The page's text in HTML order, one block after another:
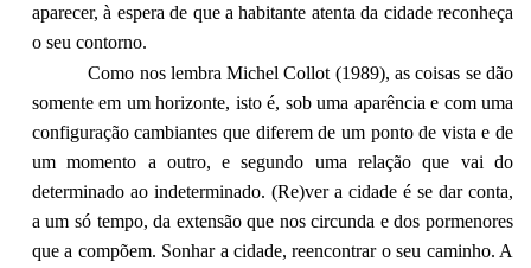
aparecer, à espera de que a habitante atenta da cidade reconheça
o seu contorno.
Como nos lembra Michel Collot (1989), as coisas se dão
somente em um horizonte, isto é, sob uma aparência e com uma
configuração cambiantes que diferem de um ponto de vista e de
um momento a outro, e segundo uma relação que vai do
determinado ao indeterminado. (Re)ver a cidade é se dar conta,
a um só tempo, da extensão que nos circunda e dos pormenores
que a compõem. Sonhar a cidade, reencontrar o seu caminho. A